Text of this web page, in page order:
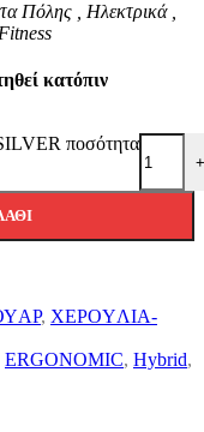
Πόλης , Ηλεκτρικά ,
κατόπιν
ποσότητα
+
, ΧΕΡΟYΛΙΑ-
ERGONOMIC, Hybrid,